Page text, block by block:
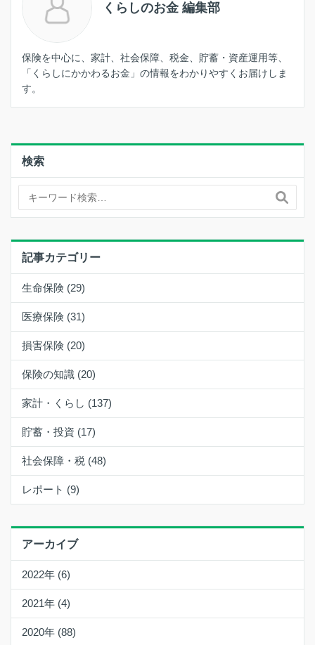
くらしのお金 編集部
保険を中心に、家計、社会保障、税金、貯蓄・資産運用等、
「くらしにかかわるお金」の情報をわかりやすくお届けしま
す。
検索
記事カテゴリー
生命保険 (29)
医療保険 (31)
損害保険 (20)
保険の知識 (20)
家計・くらし (137)
貯蓄・投資 (17)
社会保障・税 (48)
レポート (9)
アーカイブ
2022年 (6)
2021年 (4)
2020年 (88)